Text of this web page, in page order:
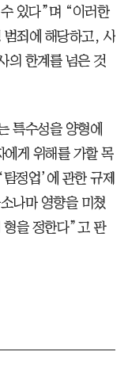
있다”며 “이러한
범죄에 해당하고, 사
의 한계를 넘은 것
특수성을 양형에
게 위해를 가할 목
정업’에 관한 규제
나마 영향을 미쳤
형을 정한다”고 판